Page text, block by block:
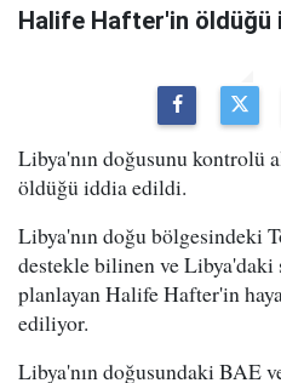
Halife Hafter'in öldüğü
Libya'nın doğusunu kontrolü
öldüğü iddia edildi.
Libya'nın doğu bölgesindeki
destekle bilinen ve Libya'daki
planlayan Halife Hafter'in
ediliyor.
Libya'nın doğusundaki BAE